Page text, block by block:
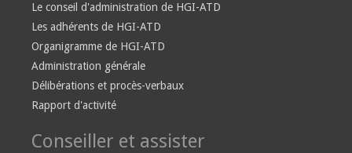
Le conseil d'administration de HGI-ATD
Les adhérents de HGI-ATD
Organigramme de HGI-ATD
Administration générale
Délibérations et procès-verbaux
Rapport d'activité
Conseiller et assister